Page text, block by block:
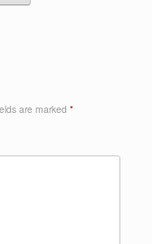
are marked *